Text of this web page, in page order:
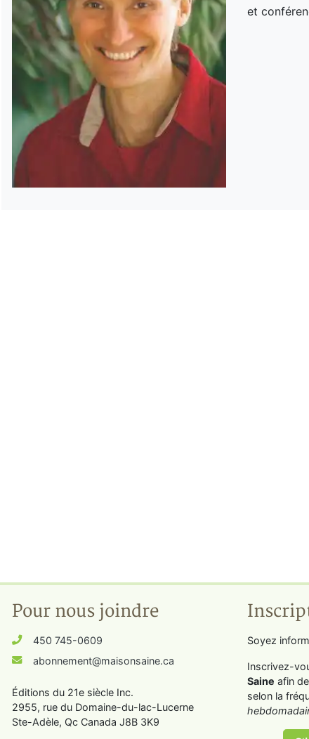
et
Pour nous joindre
450 745-0609
abonnement@maisonsaine.ca
Éditions du 21e siècle Inc.
2955, rue du Domaine-du-lac-Lucerne
Ste-Adèle, Qc Canada J8B 3K9
Soyez
Inscrivez-
Saine afin
selon la